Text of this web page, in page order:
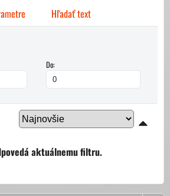
Hľadať text
Do: